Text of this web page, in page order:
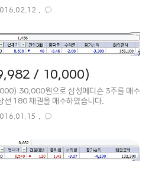
로 떨어지고 있으나 채권의 가격변동은 크
에 부도의 위험이 계속해서 남아 있습니다.
/ 10,000)
30,000원으로 삼성메디슨 3주를 매수
선 180 채권을 매수하였습니다.